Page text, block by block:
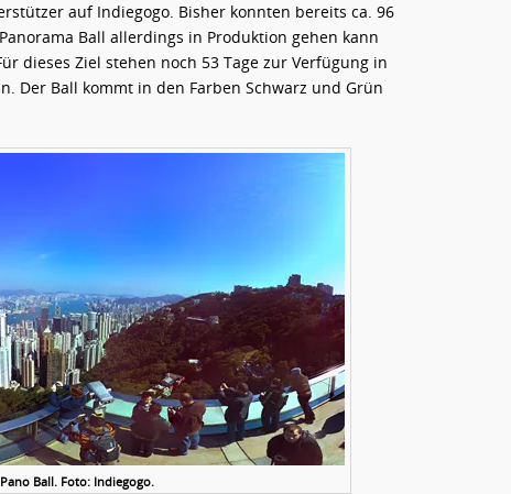
auf Indiegogo. Bisher konnten bereits ca. 96
Ball allerdings in Produktion gehen kann
dieses Ziel stehen noch 53 Tage zur Verfügung in
Der Ball kommt in den Farben Schwarz und Grün
Ball. Foto: Indiegogo.